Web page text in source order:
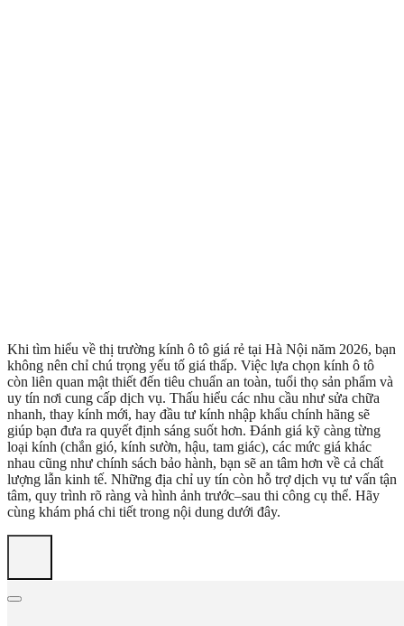
Khi tìm hiểu về thị trường kính ô tô giá rẻ tại Hà Nội năm 2026, bạn
không nên chỉ chú trọng yếu tố giá thấp. Việc lựa chọn kính ô tô
còn liên quan mật thiết đến tiêu chuẩn an toàn, tuổi thọ sản phẩm và
uy tín nơi cung cấp dịch vụ. Thấu hiểu các nhu cầu như sửa chữa
nhanh, thay kính mới, hay đầu tư kính nhập khẩu chính hãng sẽ
giúp bạn đưa ra quyết định sáng suốt hơn. Đánh giá kỹ càng từng
loại kính (chắn gió, kính sườn, hậu, tam giác), các mức giá khác
nhau cũng như chính sách bảo hành, bạn sẽ an tâm hơn về cả chất
lượng lẫn kinh tế. Những địa chỉ uy tín còn hỗ trợ dịch vụ tư vấn tận
tâm, quy trình rõ ràng và hình ảnh trước–sau thi công cụ thể. Hãy
cùng khám phá chi tiết trong nội dung dưới đây.